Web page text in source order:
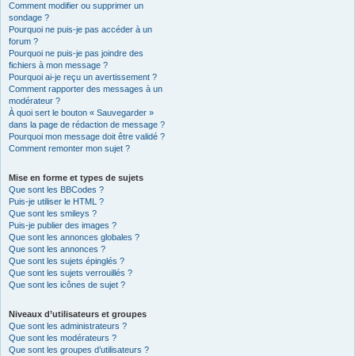
Comment modifier ou supprimer un
sondage ?
Pourquoi ne puis-je pas accéder à un
forum ?
Pourquoi ne puis-je pas joindre des
fichiers à mon message ?
Pourquoi ai-je reçu un avertissement ?
Comment rapporter des messages à un
modérateur ?
À quoi sert le bouton « Sauvegarder »
dans la page de rédaction de message ?
Pourquoi mon message doit être validé ?
Comment remonter mon sujet ?
Mise en forme et types de sujets
Que sont les BBCodes ?
Puis-je utiliser le HTML ?
Que sont les smileys ?
Puis-je publier des images ?
Que sont les annonces globales ?
Que sont les annonces ?
Que sont les sujets épinglés ?
Que sont les sujets verrouillés ?
Que sont les icônes de sujet ?
Niveaux d’utilisateurs et groupes
Que sont les administrateurs ?
Que sont les modérateurs ?
Que sont les groupes d’utilisateurs ?